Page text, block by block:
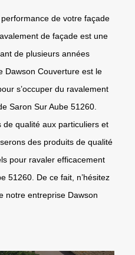
de votre façade
de façade est une
de plusieurs années
Dawson Couverture est le
s’occuper du ravalement
Saron Sur Aube 51260.
de qualité aux particuliers et
des produits de qualité
pour ravaler efficacement
51260. De ce fait, n’hésitez
notre entreprise Dawson